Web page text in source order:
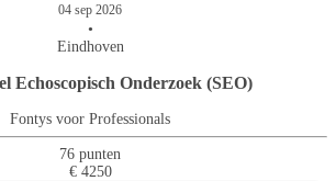
04 sep 2026
•
Eindhoven
Echoscopisch Onderzoek (SEO)
Fontys voor Professionals
76 punten
€ 4250